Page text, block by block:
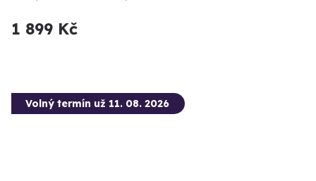
1 899 Kč
Volný termín už 11. 08. 2026